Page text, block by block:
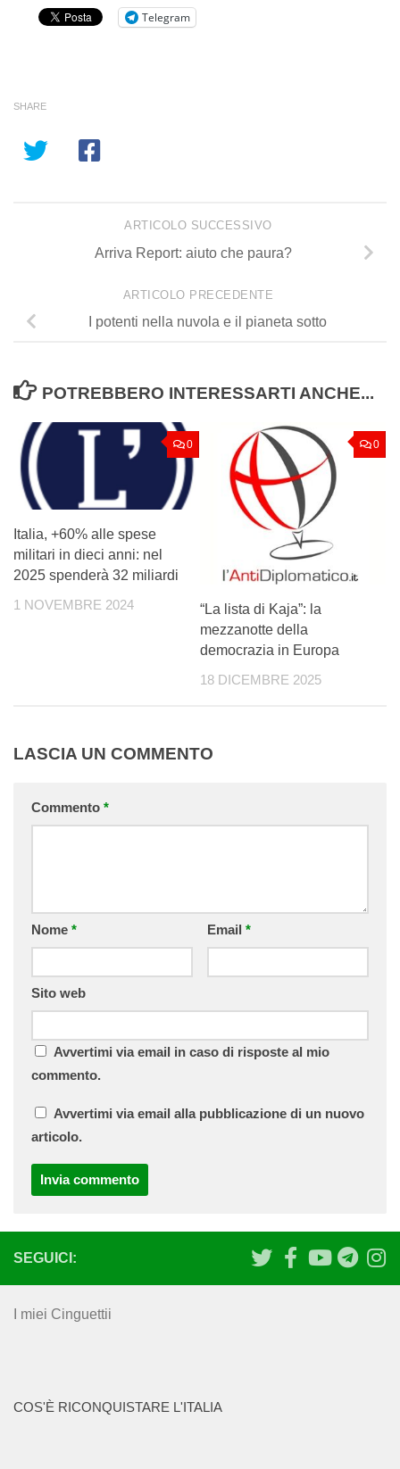
Telegram
SHARE
ARTICOLO SUCCESSIVO
Arriva Report: aiuto che paura?
ARTICOLO PRECEDENTE
I potenti nella nuvola e il pianeta sotto
POTREBBERO INTERESSARTI ANCHE...
0
Italia, +60% alle spese
militari in dieci anni: nel
2025 spenderà 32 miliardi
1 NOVEMBRE 2024
0
“La lista di Kaja”: la
mezzanotte della
democrazia in Europa
18 DICEMBRE 2025
LASCIA UN COMMENTO
Commento *
Nome * Email *
Sito web
Avvertimi via email in caso di risposte al mio
commento.
Avvertimi via email alla pubblicazione di un nuovo
articolo.
SEGUICI:
I miei Cinguettii
COS'È RICONQUISTARE L'ITALIA